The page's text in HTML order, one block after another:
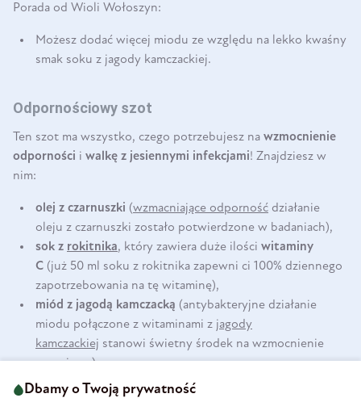
Porada od Wioli Wołoszyn:
Możesz dodać więcej miodu ze względu na lekko kwaśny
smak soku z jagody kamczackiej.
Odpornościowy szot
Ten szot ma wszystko, czego potrzebujesz na wzmocnienie
odporności i walkę z jesiennymi infekcjami! Znajdziesz w
nim:
olej z czarnuszki (wzmacniające odporność działanie
oleju z czarnuszki zostało potwierdzone w badaniach),
sok z rokitnika, który zawiera duże ilości witaminy
C (już 50 ml soku z rokitnika zapewni ci 100% dziennego
zapotrzebowania na tę witaminę),
miód z jagodą kamczacką (antybakteryjne działanie
miodu połączone z witaminami z jagody
kamczackiej stanowi świetny środek na wzmocnienie
organizmu)
rozgrzewający
Dbamy o Twoją prywatność